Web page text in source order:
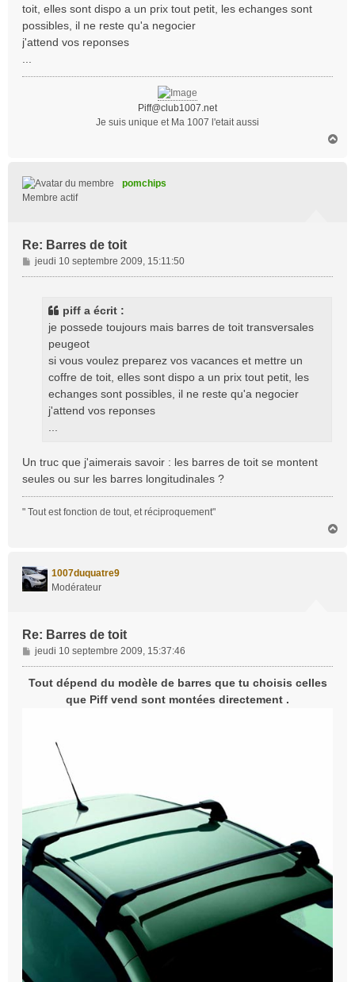
g
e
toit, elles sont dispo a un prix tout petit, les echanges sont
possibles, il ne reste qu'a negocier
j'attend vos reponses
Piff@club1007.net
Je suis unique et Ma 1007 l'etait aussi
pomchips
Membre actif
Re: Barres de toit
M
e
jeudi 10 septembre 2009, 15:11:50
piff a écrit :
je possede toujours mais barres de toit transversales
peugeot
si vous voulez preparez vos vacances et mettre un
coffre de toit, elles sont dispo a un prix tout petit, les
echanges sont possibles, il ne reste qu'a negocier
j'attend vos reponses
Un truc que j'aimerais savoir : les barres de toit se montent
seules ou sur les barres longitudinales ?
" Tout est fonction de tout, et réciproquement"
1007duquatre9
Modérateur
Re: Barres de toit
M
e
s
jeudi 10 septembre 2009, 15:37:46
Tout dépend du modèle de barres que tu choisis celles
que Piff vend sont montées directement .